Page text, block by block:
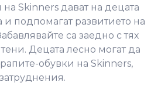
Skinners дават на децата
и подпомагат развитието на
са заедно с тях
Децата лесно могат да
обувки на Skinners,